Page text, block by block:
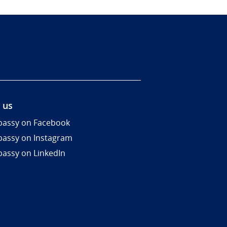
on Facebook
on Instagram
on LinkedIn